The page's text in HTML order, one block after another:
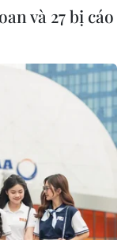
và 27 bị cáo